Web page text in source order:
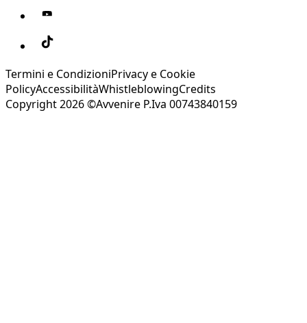
Termini e CondizioniPrivacy e Cookie
PolicyAccessibilitàWhistleblowingCredits
Copyright 2026 ©Avvenire P.Iva 00743840159